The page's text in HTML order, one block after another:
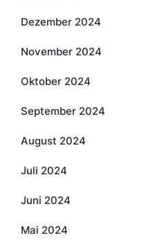
Dezember 2024
November 2024
Oktober 2024
September 2024
August 2024
Juli 2024
Juni 2024
Mai 2024